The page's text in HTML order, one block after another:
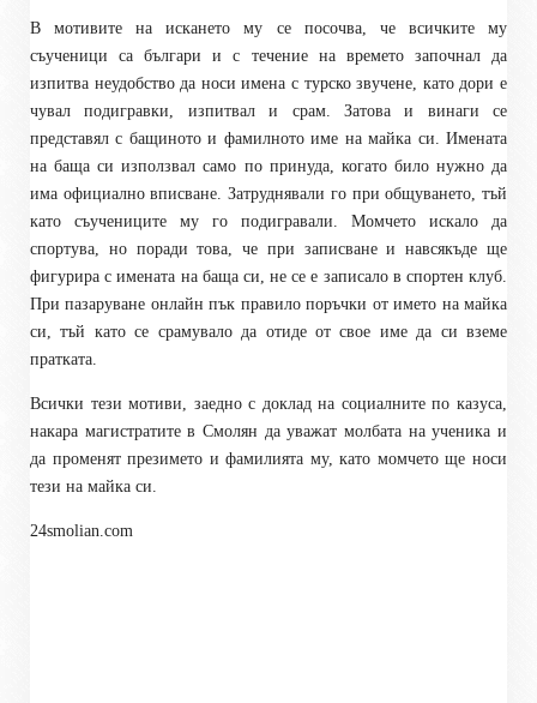
В мотивите на искането му се посочва, че всичките му
съученици са българи и с течение на времето започнал да
изпитва неудобство да носи имена с турско звучене, като дори е
чувал подигравки, изпитвал и срам. Затова и винаги се
представял с бащиното и фамилното име на майка си. Имената
на баща си използвал само по принуда, когато било нужно да
има официално вписване. Затруднявали го при общуването, тъй
като съучениците му го подигравали. Момчето искало да
спортува, но поради това, че при записване и навсякъде ще
фигурира с имената на баща си, не се е записало в спортен клуб.
При пазаруване онлайн пък правило поръчки от името на майка
си, тъй като се срамувало да отиде от свое име да си вземе
пратката.
Всички тези мотиви, заедно с доклад на социалните по казуса,
накара магистратите в Смолян да уважат молбата на ученика и
да променят презимето и фамилията му, като момчето ще носи
тези на майка си.
24smolian.com